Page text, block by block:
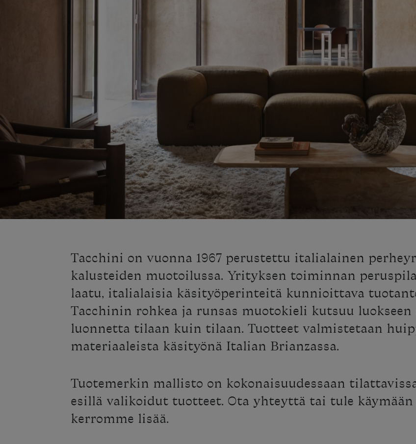
Tacchini on vuonna 1967 perustettu italialainen
kalusteiden muotoilussa. Yrityksen toiminnan
laatu, italialaisia käsityöperinteitä kunnioittava
Tacchinin rohkea ja runsas muotokieli kutsuu luokseen
luonnetta tilaan kuin tilaan. Tuotteet valmistetaan
materiaaleista käsityönä Italian Brianzassa.
Tuotemerkin mallisto on kokonaisuudessaan
esillä valikoidut tuotteet. Ota yhteyttä tai tule
kerromme lisää.